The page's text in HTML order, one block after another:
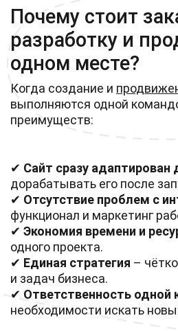
Почему стоит
разработку и
одном месте?
Когда создание и
выполняются одной
преимуществ:
✔ Сайт сразу адаптирован
дорабатывать его после
✔ Отсутствие проблем с
функционал и маркетинг
✔ Экономия времени и
одного проекта.
✔ Единая стратегия –
и задач бизнеса.
✔ Ответственность
необходимости искать